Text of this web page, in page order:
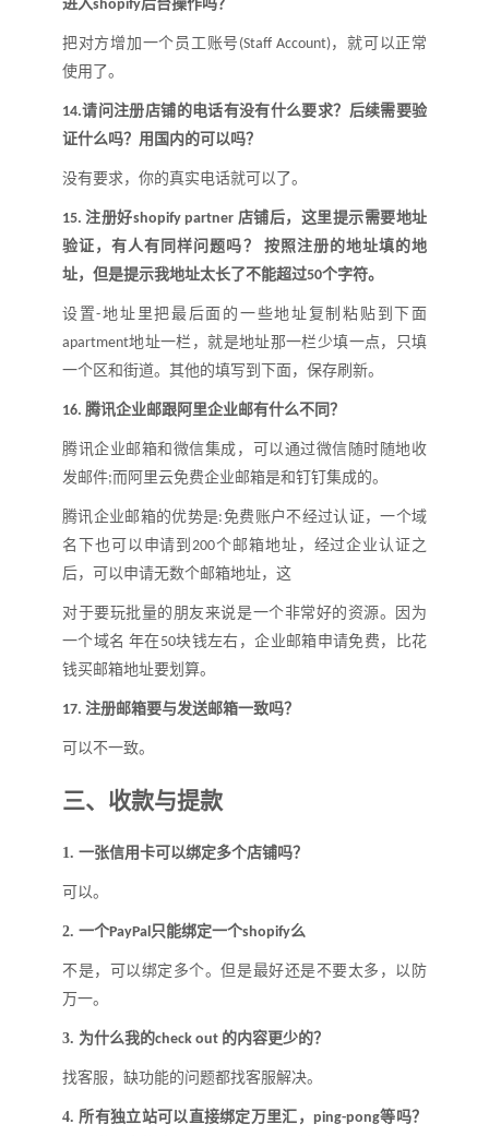
进入shopify后台操作吗？
把对方增加一个员工账号 (Staff Account)，就可以正常
使用了。
14.请问注册店铺的电话有没有什么要求？ 后续需要验
证什么吗？ 用国内的可以吗？
没有要求，你的真实电话就可以了。
15.注册好shopify partner 店铺后，这里提示需要地址
验证，有人有同样问题吗？
按照注册的地址填的地
址，但是提示我地址太长了不能超过50个字符。
设置-地址里把最后面的一些地址复制粘贴到下面
apartment地址一栏，就是地址那一栏少填一点，只填
一个区和街道。其他的填写到下面，保存刷新。
16. 腾讯企业邮跟阿里企业邮有什么不同 ？
腾讯企业邮箱和微信集成，可以通过微信随时随地收
发邮件;而阿里云免费企业邮箱是和钉钉集成的。
腾讯企业邮箱的优势是:免费账户不经过认证，一个域
名下也可以申请到200个邮箱地址，经过企业认证之
后，可以申请无数个邮箱地址，这
对于要玩批量的朋友来说是一个非常好的资源。因为
一个域名 年在 50块钱左右，企业邮箱申请免费，比花
钱买邮箱地址要划算。
17. 注册邮箱要与发送邮箱一致吗？
可以不一致。
三、 收款与提款
1. 一张信用卡可以绑定多个店铺吗？
可以。
2. 一个PayPal只能绑定一个shopify么
不是，可以绑定多个。但是最好还是不要太多，以防
万一。
3. 为什么我的check out 的内容更少的？
找客服，缺功能的问题都找客服解决。
4.所有独立站可以直接绑定万里汇 ，ping-pong等吗？